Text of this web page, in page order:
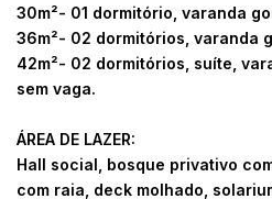
30m²- 01 dormitório, varanda
36m²- 02 dormitórios, varanda
42m²- 02 dormitórios, suíte,
sem vaga.
ÁREA DE LAZER:
Hall social, bosque privativo
com raia, deck molhado,